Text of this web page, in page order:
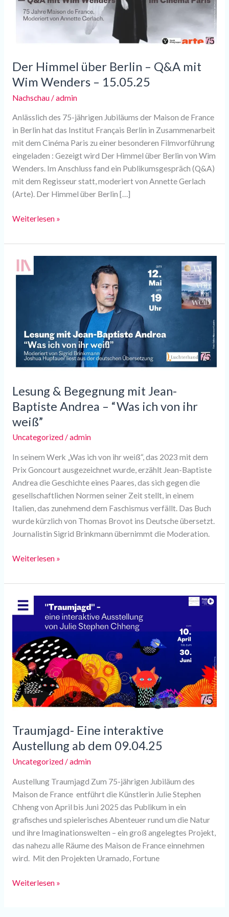
Der Himmel über Berlin – Q&A mit
Wim Wenders – 15.05.25
Nachschau/admin
Anlässlich des 75-jährigen Jubiläums der Maison de France
in Berlin hat das Institut Français Berlin in Zusammenarbeit
mit dem Cinéma Paris zu einer besonderen Filmvorführung
eingeladen : Gezeigt wird Der Himmel über Berlin von Wim
Wenders. Im Anschluss fand ein Publikumsgespräch (Q&A)
mit dem Regisseur statt, moderiert von Annette Gerlach
(Arte). Der Himmel über Berlin […]
15.05.25
Weiterlesen »
Lesung & Begegnung mit Jean-
Baptiste Andrea – “Was ich von ihr
weiß”
Uncategorized/admin
In seinem Werk „Was ich von ihr weiß“, das 2023 mit dem
Prix Goncourt ausgezeichnet wurde, erzählt Jean-Baptiste
Andrea die Geschichte eines Paares, das sich gegen die
gesellschaftlichen Normen seiner Zeit stellt, in einem
Italien, das zunehmend dem Faschismus verfällt. Das Buch
wurde kürzlich von Thomas Brovot ins Deutsche übersetzt.
Journalistin Sigrid Brinkmann übernimmt die Moderation.
Lesung
&
Andrea
von
ihr
weiß”
Weiterlesen »
Traumjagd- Eine interaktive
Austellung ab dem 09.04.25
Uncategorized/admin
Austellung Traumjagd Zum 75-jährigen Jubiläum des
Maison de France entführt die Künstlerin Julie Stephen
Chheng von April bis Juni 2025 das Publikum in ein
grafisches und spielerisches Abenteuer rund um die Natur
und ihre Imaginationswelten – ein groß angelegtes Projekt,
das nahezu alle Räume des Maison de France einnehmen
wird. Mit den Projekten Uramado, Fortune
Traumjagd-
Eine
interaktive
Austellung
ab
dem
09.04.25
Weiterlesen »